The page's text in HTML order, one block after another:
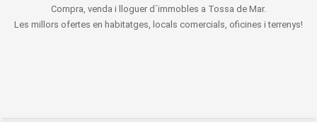
Compra, venda i lloguer d´immobles a Tossa de Mar.
Les millors ofertes en habitatges, locals comercials, oficines i terrenys!